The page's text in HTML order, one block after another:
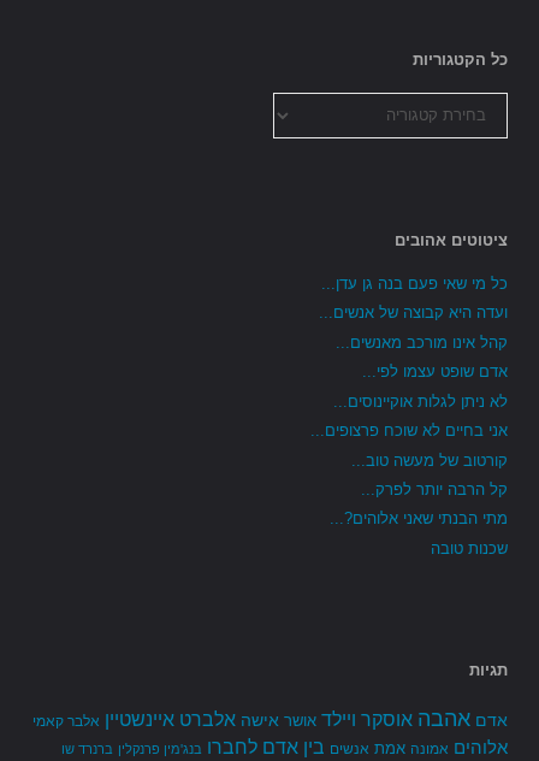
כל הקטגוריות
הקטגוריות
ציטוטים אהובים
כל מי שאי פעם בנה גן עדן...
ועדה היא קבוצה של אנשים...
קהל אינו מורכב מאנשים...
אדם שופט עצמו לפי...
לא ניתן לגלות אוקיינוסים...
אני בחיים לא שוכח פרצופים...
קורטוב של מעשה טוב...
קל הרבה יותר לפרק...
מתי הבנתי שאני אלוהים?...
שכנות טובה
תגיות
אדם אהבה אוסקר ויילד אושר אישה אלברט איינשטיין אלבר קאמי
אלוהים אמונה אמת אנשים בין אדם לחברו בנג'מין פרנקלין ברנרד שו